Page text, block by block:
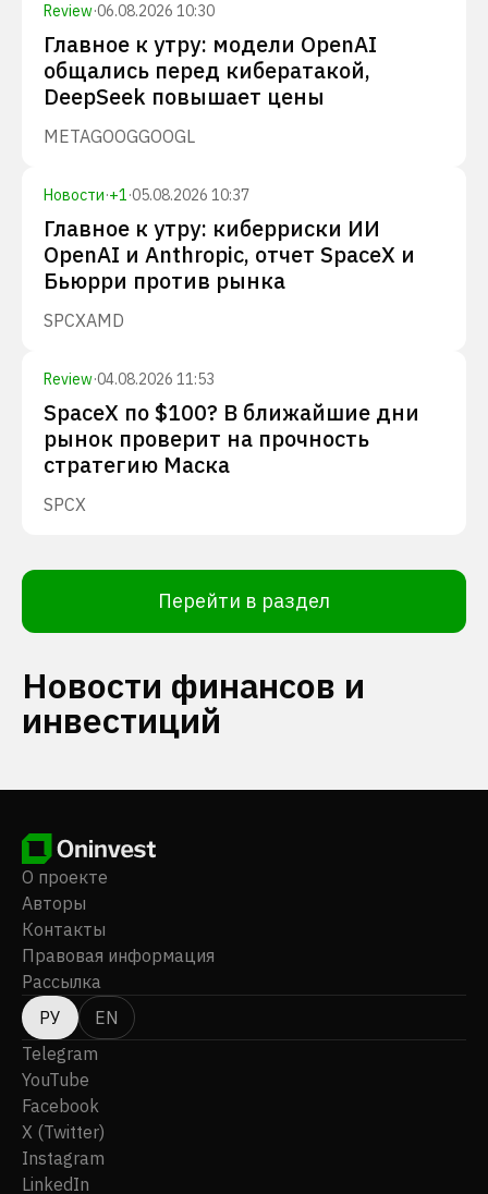
Review·06.08.2026 10:30
Главное к утру: модели OpenAI
общались перед кибератакой,
DeepSeek повышает цены
METAGOOGGOOGL
Новости·+1·05.08.2026 10:37
Главное к утру: киберриски ИИ
OpenAI и Anthropic, отчет SpaceX и
Бьюрри против рынка
SPCXAMD
Review·04.08.2026 11:53
SpaceX по $100? В ближайшие дни
рынок проверит на прочность
стратегию Маска
SPCX
Перейти в раздел
Новости финансов и
инвестиций
О проекте
Авторы
Контакты
Правовая информация
Рассылка
РУ
EN
Telegram
YouTube
Facebook
X (Twitter)
Instagram
LinkedIn